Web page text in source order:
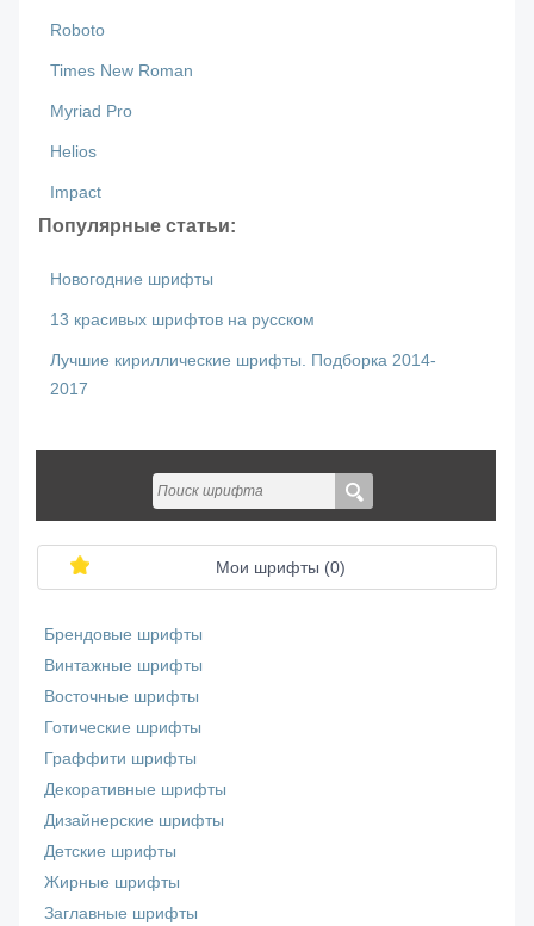
Roboto
Times New Roman
Myriad Pro
Helios
Impact
Популярные статьи:
Новогодние шрифты
13 красивых шрифтов на русском
Лучшие кириллические шрифты. Подборка 2014-
2017
Мои шрифты (0)
Брендовые шрифты
Винтажные шрифты
Восточные шрифты
Готические шрифты
Граффити шрифты
Декоративные шрифты
Дизайнерские шрифты
Детские шрифты
Жирные шрифты
Заглавные шрифты